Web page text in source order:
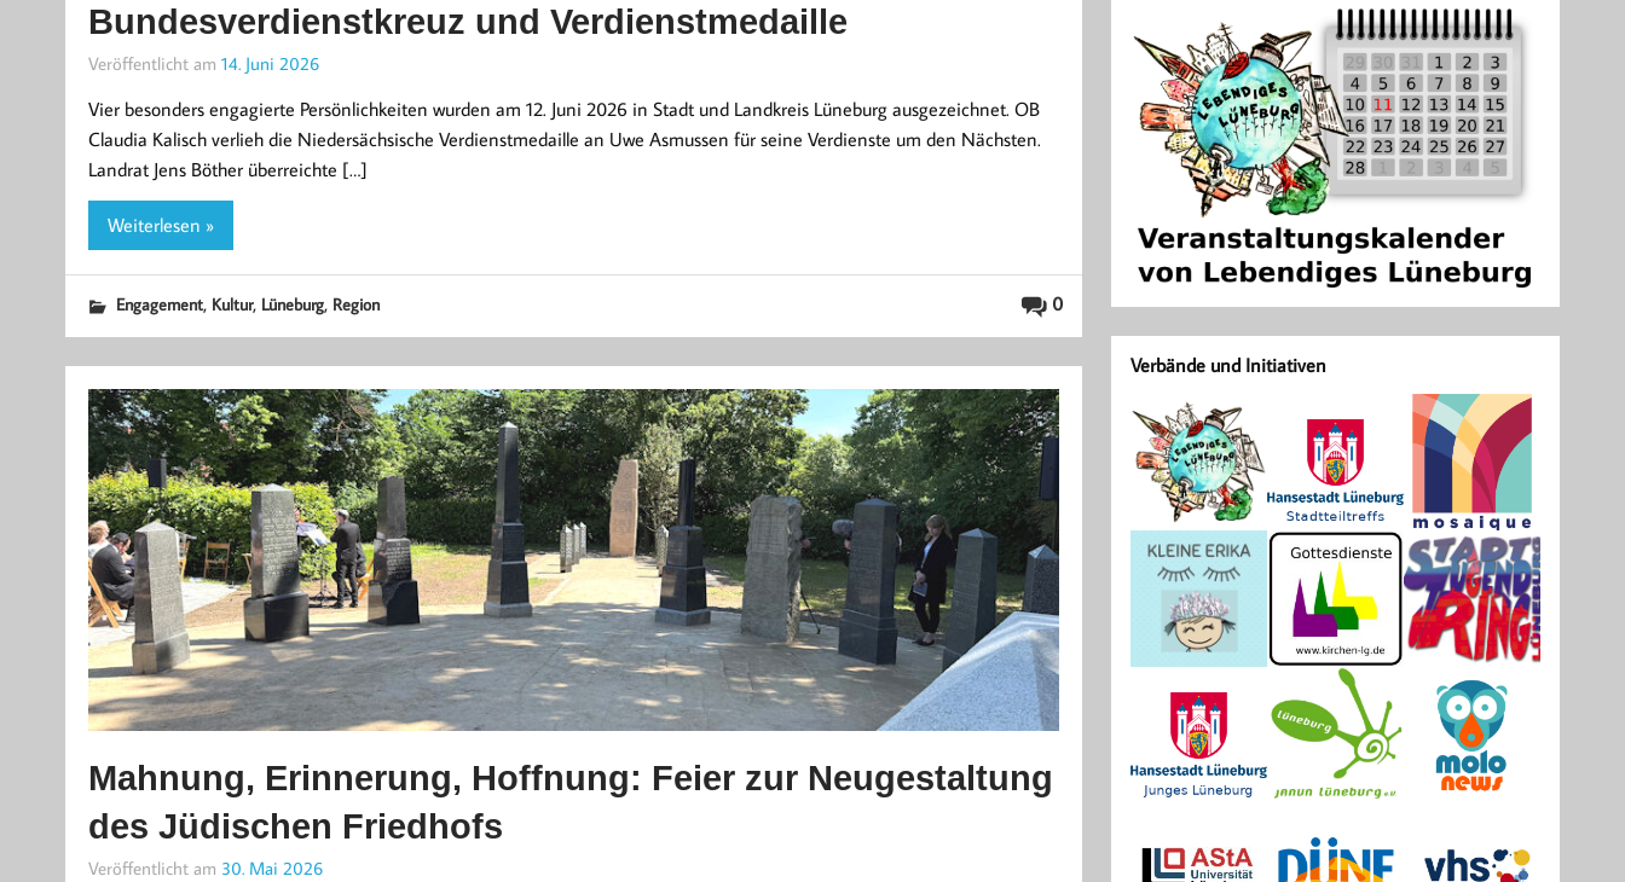
Bundesverdienstkreuz und Verdienstmedaille
Veröffentlicht am 14. Juni 2026
Vier besonders engagierte Persönlichkeiten wurden am 12. Juni 2026 in Stadt und Landkreis Lüneburg ausgezeichnet. OB
Claudia Kalisch verlieh die Niedersächsische Verdienstmedaille an Uwe Asmussen für seine Verdienste um den Nächsten.
Landrat Jens Böther überreichte […]
Weiterlesen »
0
Engagement, Kultur, Lüneburg, Region
Mahnung, Erinnerung, Hoffnung: Feier zur Neugestaltung
des Jüdischen Friedhofs
Veröffentlicht am 30. Mai 2026
Verbände und Initiativen